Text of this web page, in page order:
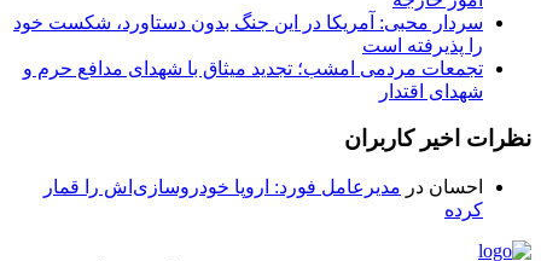
سردار محبی: آمریکا در این جنگ بدون دستاورد، شکست خود
را پذیرفته است
تجمعات مردمی امشب؛ تجدید میثاق با شهدای مدافع حرم و
شهدای اقتدار
نظرات اخیر کاربران
احسان در مدیرعامل فورد: اروپا خودروسازی‌اش را قمار
کرده